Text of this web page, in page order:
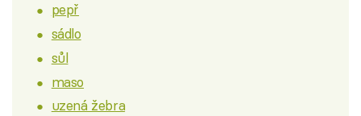
pepř
sádlo
sůl
maso
uzená žebra